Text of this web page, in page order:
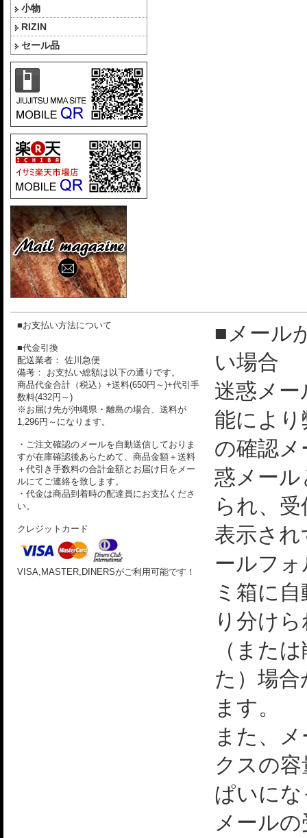
小物
RIZIN
セール品
■お支払い方法について
■代金引換
配送業者： 佐川急便
備考： お支払い総額は以下の通りです。
商品代金合計（税込）+送料(650円～)+代引手
数料(432円～)
※お届け先が沖縄県・離島の場合、送料が
1,296円～になります。
・ご注文確認のメールを自動送信しておりま
すが在庫確認後あらためて、商品金額＋送料
＋代引き手数料の合計金額とお届け日をメー
ルにてご連絡を致します。
・代金は商品到着時の配達員にお支払くださ
い。
クレジットカード
VISA,MASTER,DINERSがご利用可能です！
■メール
い場合
迷惑メー
能によ
の確認
惑メー
られ、
表示さ
ールフ
ミ箱に
り分け
（また
た）場
ます。
また、
クスの
ぱいに
メール